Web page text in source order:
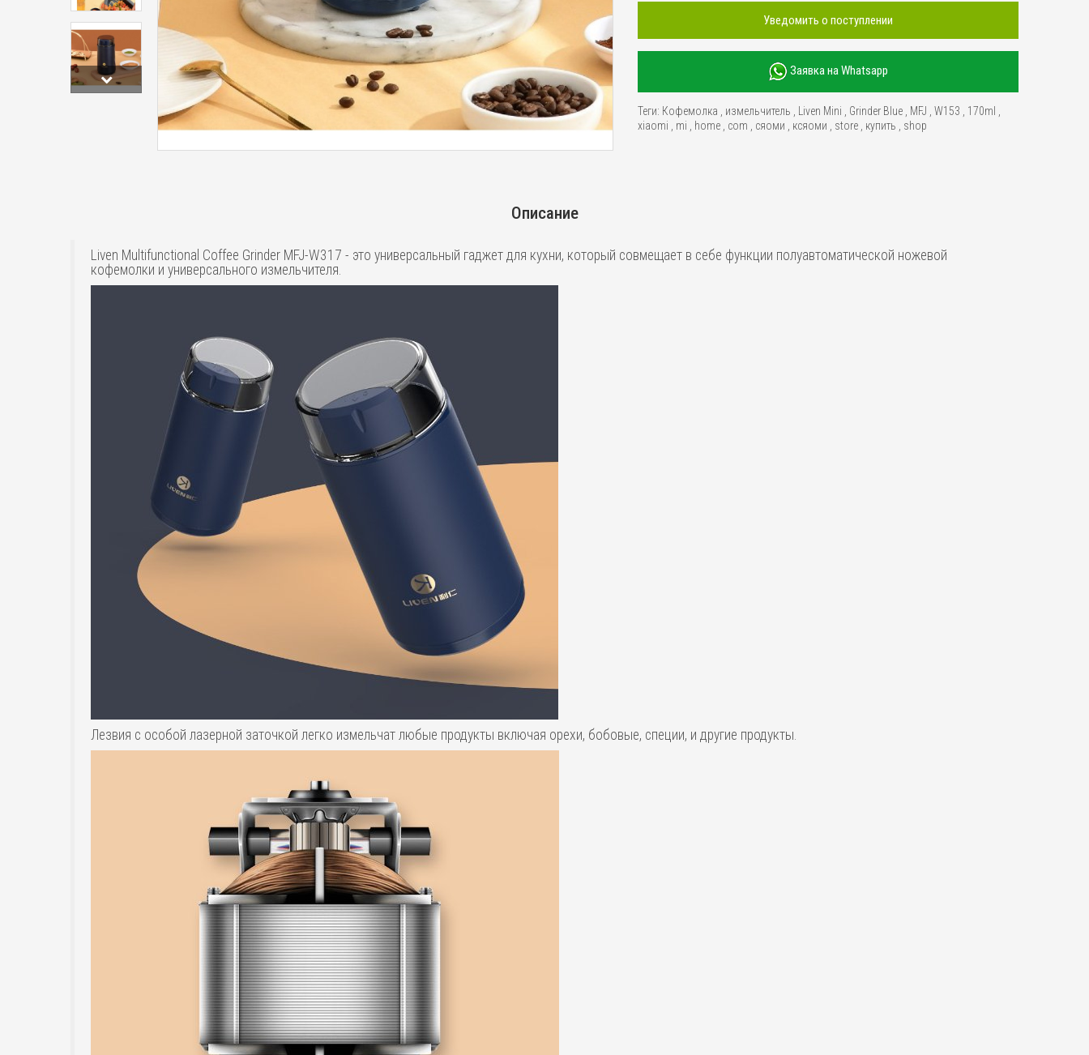
Уведомить о поступлении
Заявка на Whatsapp
Теги: Кофемолка измельчитель Liven Mini Grinder Blue MFJ W153 170ml
xiaomi
mi home com сяоми ксяоми store купить shop
Описание
Liven Multifunctional Coffee Grinder MFJ-W317 - это универсальный гаджет для кухни, который совмещает в себе функции полуавтоматической ножевой
кофемолки и универсального измельчителя.
Лезвия с особой лазерной заточкой легко измельчат любые продукты включая орехи, бобовые, специи, и другие продукты.